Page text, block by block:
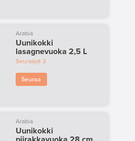
Arabia
Uunikokki
lasagnevuoka 2,5 L
Seuraajat3
Seuraa
Arabia
Uunikokki